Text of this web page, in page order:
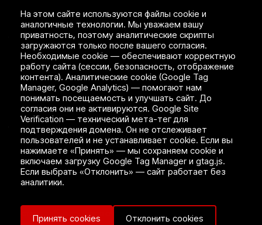
рекомендуется обрабатывать днище и скрытые полости.
Лучше наносить защитное восковое покрытие на всю
поверхность кузова. Это создаст барьер для реагентов, что
особенно важно для передней части кузова.
Меры профилактики и защиты также включают мойку
машины. Многие водители с приходом холодов откладывают
эту процедуру до лучших времен. Но банные процедуры
действительно могут защитить транспортное средство. Мыть
лучше в теплые дни и делать это как можно чаще, чтобы
смыть всю соль. Рекомендуется использовать шампуни с
нейтральным содержанием pH 7. Особое внимание стоит
уделить подкрылкам и колесным аркам, так как там
Не стоит забывать и про очистку автомобильных дисков. Они
На этом сайте используются файлы cookie и
аналогичные технологии. Мы уважаем вашу
приватность, поэтому аналитические скрипты
загружаются только после вашего согласия.
Необходимые cookie — обеспечивают корректную
работу сайта (сессии, безопасность, отображение
контента). Аналитические cookie (Google Tag
Manager, Google Analytics) — помогают нам
понимать посещаемость и улучшать сайт. До
согласия они не активируются. Google Site
Verification — технический мета-тег для
подтверждения домена. Он не отслеживает
пользователей и не устанавливает cookie. Если вы
нажимаете «Принять» — мы сохраняем cookie и
включаем загрузку Google Tag Manager и gtag.js.
Если выбрать «Отклонить» — сайт работает без
аналитики.
Принять cookies Отклонить cookies